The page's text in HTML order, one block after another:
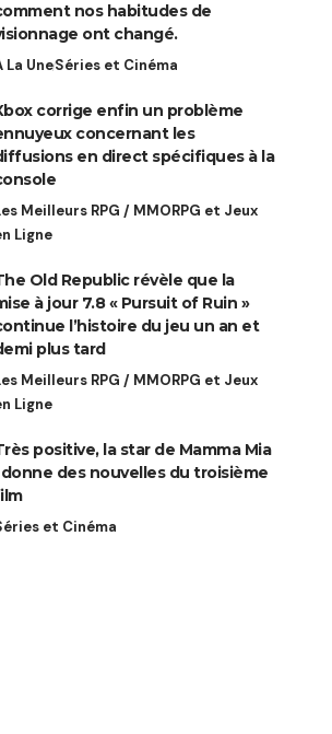
nos habitudes de
ont changé.
La UneSéries et Cinéma
corrige enfin un problème
concernant les
en direct spécifiques à la
Meilleurs RPG / MMORPG et Jeux
Ligne
Old Republic révèle que la
à jour 7.8 « Pursuit of Ruin »
l’histoire du jeu un an et
plus tard
Meilleurs RPG / MMORPG et Jeux
Ligne
positive, la star de Mamma Mia
donne des nouvelles du troisième
et Cinéma